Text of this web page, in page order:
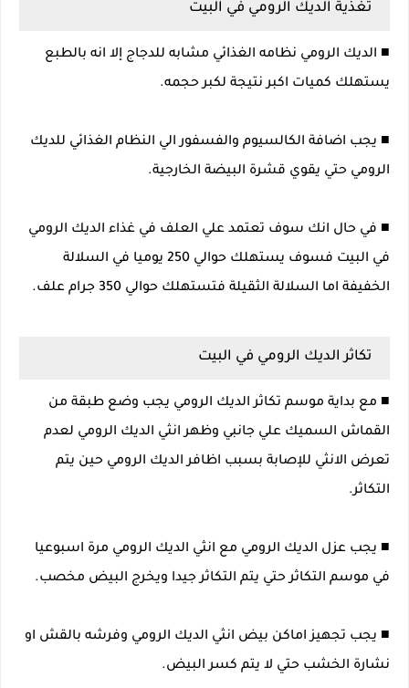
تغذية الديك الرومي في البيت
■ الديك الرومي نظامه الغذائي مشابه للدجاج إلا انه بالطبع
يستهلك كميات اكبر نتيجة لكبر حجمه.
■ يجب اضافة الكالسيوم والفسفور الي النظام الغذائي للديك
الرومي حتي يقوي قشرة البيضة الخارجية.
■ في حال انك سوف تعتمد علي العلف في غذاء الديك الرومي
في البيت فسوف يستهلك حوالي 250 يوميا في السلالة
الخفيفة اما السلالة الثقيلة فتستهلك حوالي 350 جرام علف.
تكاثر الديك الرومي في البيت
■ مع بداية موسم تكاثر الديك الرومي يجب وضع طبقة من
القماش السميك علي جانبي وظهر انثي الديك الرومي لعدم
تعرض الانثي للإصابة بسبب اظافر الديك الرومي حين يتم
التكاثر.
■ يجب عزل الديك الرومي مع انثي الديك الرومي مرة اسبوعيا
في موسم التكاثر حتي يتم التكاثر جيدا ويخرج البيض مخصب.
■ يجب تجهيز اماكن بيض انثي الديك الرومي وفرشه بالقش او
نشارة الخشب حتي لا يتم كسر البيض.